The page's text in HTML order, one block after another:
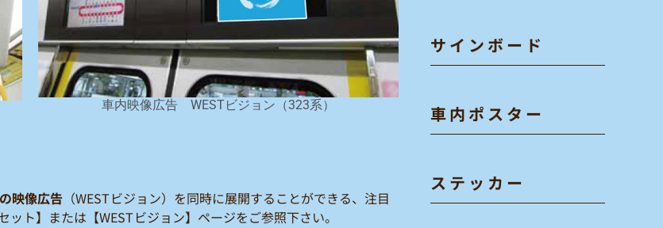
車内映像広告 WESTビジョン（323系）
映像広告 （WESTビジョン）を同時に展開することができる、注目
ト】または【WESTビジョン】ページをご参照下さい。
サインボード
車内ポスター
ステッカー